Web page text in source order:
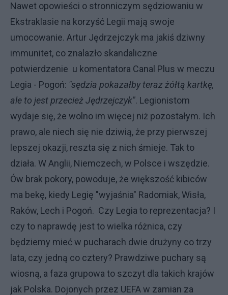
Nawet opowieści o stronniczym sędziowaniu w
Ekstraklasie na korzyść Legii mają swoje
umocowanie. Artur Jędrzejczyk ma jakiś dziwny
immunitet, co znalazło skandaliczne
potwierdzenie u komentatora Canal Plus w meczu
Legia - Pogoń: "sędzia pokazałby teraz żółtą kartkę,
ale to jest przecież Jędrzejczyk". Legionistom
wydaje się, że wolno im więcej niż pozostałym. Ich
prawo, ale niech się nie dziwią, że przy pierwszej
lepszej okazji, reszta się z nich śmieje. Tak to
działa. W Anglii, Niemczech, w Polsce i wszędzie.
Ów brak pokory, powoduje, że większość kibiców
ma bekę, kiedy Legię "wyjaśnia" Radomiak, Wisła,
Raków, Lech i Pogoń. Czy Legia to reprezentacja? I
czy to naprawdę jest to wielka różnica, czy
będziemy mieć w pucharach dwie drużyny co trzy
lata, czy jedną co cztery? Prawdziwe puchary są
wiosną, a faza grupowa to szczyt dla takich krajów
jak Polska. Dojonych przez UEFA w zamian za